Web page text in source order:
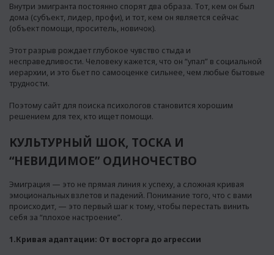
Внутри эмигранта постоянно спорят два образа. Тот, кем он был
дома (субъект, лидер, профи), и тот, кем он является сейчас
(объект помощи, проситель, новичок).
Этот разрыв рождает глубокое чувство стыда и
несправедливости. Человеку кажется, что он “упал” в социальной
иерархии, и это бьет по самооценке сильнее, чем любые бытовые
трудности.
Поэтому сайт для поиска психологов становится хорошим
решением для тех, кто ищет помощи.
КУЛЬТУРНЫЙ ШОК, ТОСКА И
“НЕВИДИМОЕ” ОДИНОЧЕСТВО
Эмиграция — это не прямая линия к успеху, а сложная кривая
эмоциональных взлетов и падений. Понимание того, что с вами
происходит, — это первый шаг к тому, чтобы перестать винить
себя за “плохое настроение”.
1.Кривая адаптации: От восторга до агрессии